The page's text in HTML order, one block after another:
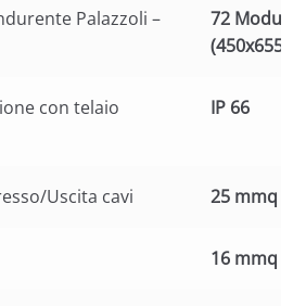
Palazzoli –
72 Moduli
con telaio
IP 66
Uscita cavi 25 mmq
16 mmq